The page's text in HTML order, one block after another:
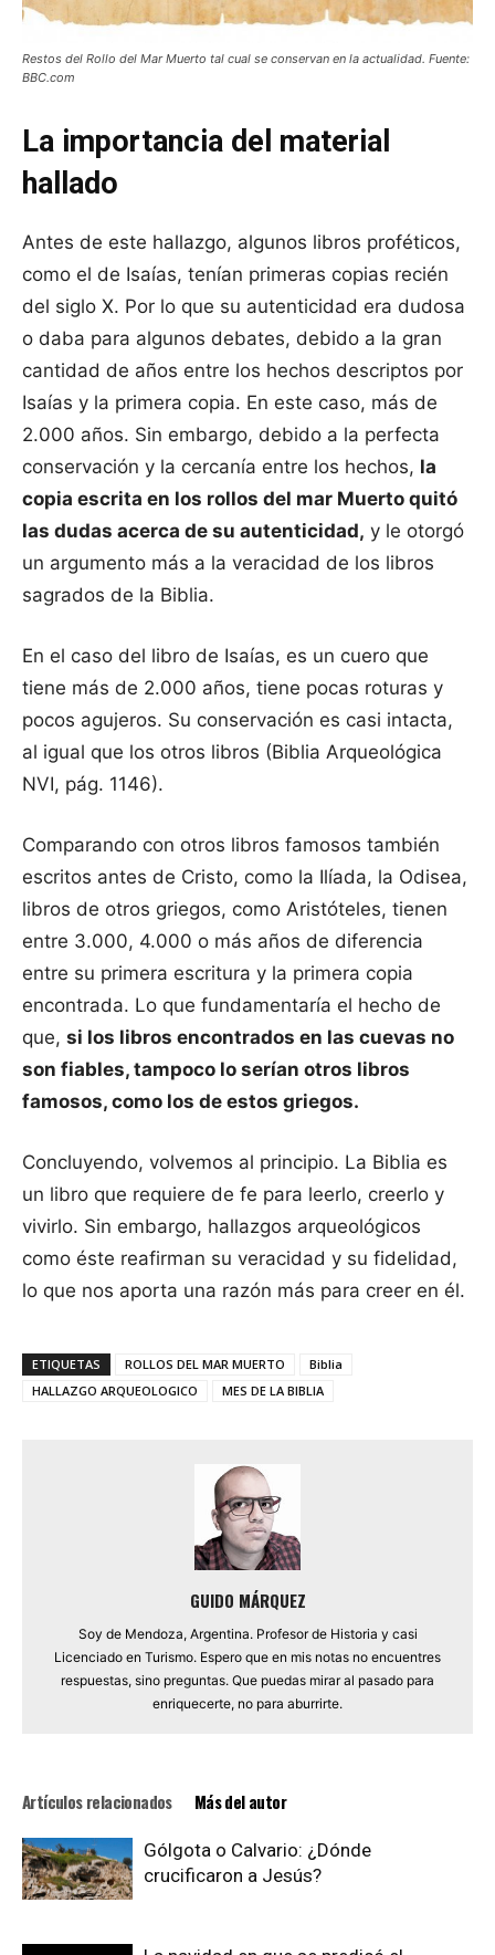
Restos del Rollo del Mar Muerto tal cual se conservan en la actualidad. Fuente:
BBC.com
La importancia del material
hallado
Antes de este hallazgo, algunos libros proféticos,
como el de Isaías, tenían primeras copias recién
del siglo X. Por lo que su autenticidad era dudosa
o daba para algunos debates, debido a la gran
cantidad de años entre los hechos descriptos por
Isaías y la primera copia. En este caso, más de
2.000 años. Sin embargo, debido a la perfecta
conservación y la cercanía entre los hechos, la
copia escrita en los rollos del mar Muerto quitó
las dudas acerca de su autenticidad, y le otorgó
un argumento más a la veracidad de los libros
sagrados de la Biblia.
En el caso del libro de Isaías, es un cuero que
tiene más de 2.000 años, tiene pocas roturas y
pocos agujeros. Su conservación es casi intacta,
al igual que los otros libros (Biblia Arqueológica
NVI, pág. 1146).
Comparando con otros libros famosos también
escritos antes de Cristo, como la Ilíada, la Odisea,
libros de otros griegos, como Aristóteles, tienen
entre 3.000, 4.000 o más años de diferencia
entre su primera escritura y la primera copia
encontrada. Lo que fundamentaría el hecho de
que, si los libros encontrados en las cuevas no
son fiables, tampoco lo serían otros libros
famosos, como los de estos griegos.
Concluyendo, volvemos al principio. La Biblia es
un libro que requiere de fe para leerlo, creerlo y
vivirlo. Sin embargo, hallazgos arqueológicos
como éste reafirman su veracidad y su fidelidad,
lo que nos aporta una razón más para creer en él.
ETIQUETAS ROLLOS DEL MAR MUERTO
Biblia
HALLAZGO ARQUEOLOGICO
MES DE LA BIBLIA
GUIDO MÁRQUEZ
Soy de Mendoza, Argentina. Profesor de Historia y casi
Licenciado en Turismo. Espero que en mis notas no encuentres
respuestas, sino preguntas. Que puedas mirar al pasado para
enriquecerte, no para aburrirte.
Artículos relacionados Más del autor
Gólgota o Calvario: ¿Dónde
crucificaron a Jesús?